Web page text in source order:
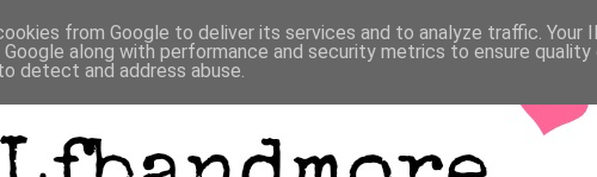
from Google to deliver its services and to analyze traffic. Your
Google along with performance and security metrics to ensure
detect and address abuse.